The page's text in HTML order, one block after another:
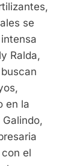
se
Ralda,
en la
el